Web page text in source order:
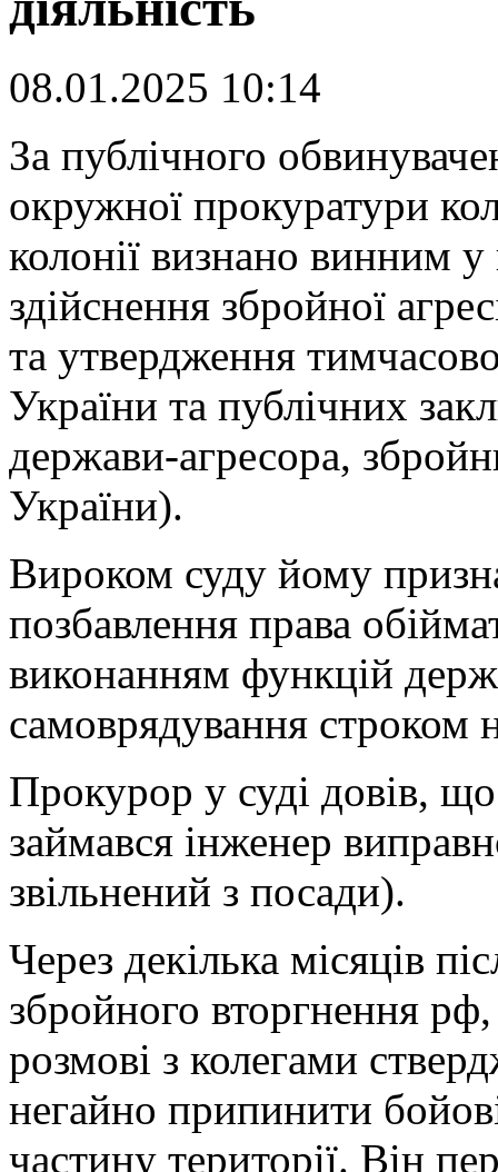
08.01.2025 10:14
За публічного
окружної прокуратури
колонії визнано винним
здійснення збройної
та утвердження
України та публічних
держави-агресора,
України).
Вироком суду йому
позбавлення права
виконанням функцій
самоврядування строком
Прокурор у суді довів,
займався інженер
звільнений з посади).
Через декілька місяців
збройного вторгнення
розмові з колегами
негайно припинити
частину території. Він